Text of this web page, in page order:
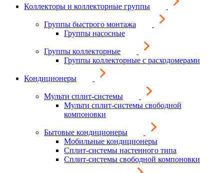
Коллекторы и коллекторные группы
Группы быстрого монтажа
Группы насосные
Группы коллекторные
Группы коллекторные с расходомерами
Кондиционеры
Мульти сплит-системы
Мульти сплит-системы свободной
компоновки
Бытовые кондиционеры
Мобильные кондиционеры
Сплит-системы настенного типа
Сплит-системы свободной компоновки